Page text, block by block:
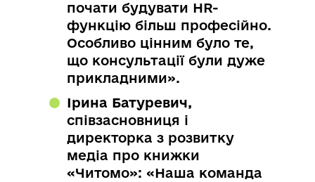
почати будувати HR-
функцію більш професійно.
Особливо цінним було те,
що консультації були дуже
прикладними».
Ірина Батуревич,
співзасновниця і
директорка з розвитку
медіа про книжки
«Читомо»: «Наша команда